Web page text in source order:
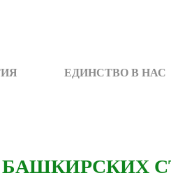
ЕДИНСТВО В НАС
БАШКИРСКИХ